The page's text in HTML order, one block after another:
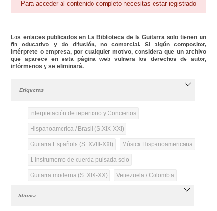
Para acceder al contenido completo necesitas estar registrado
Los enlaces publicados en La Biblioteca de la Guitarra solo tienen un
fin educativo y de difusión, no comercial. Si algún compositor,
intérprete o empresa, por cualquier motivo, considera que un archivo
que aparece en esta página web vulnera los derechos de autor,
infórmenos y se eliminará.
Etiquetas
Interpretación de repertorio y Conciertos
Hispanoamérica / Brasil (S.XIX-XXI)
Guitarra Española (S. XVIII-XXI) Música Hispanoamericana
1 instrumento de cuerda pulsada solo
Guitarra moderna (S. XIX-XX) Venezuela / Colombia
Idioma